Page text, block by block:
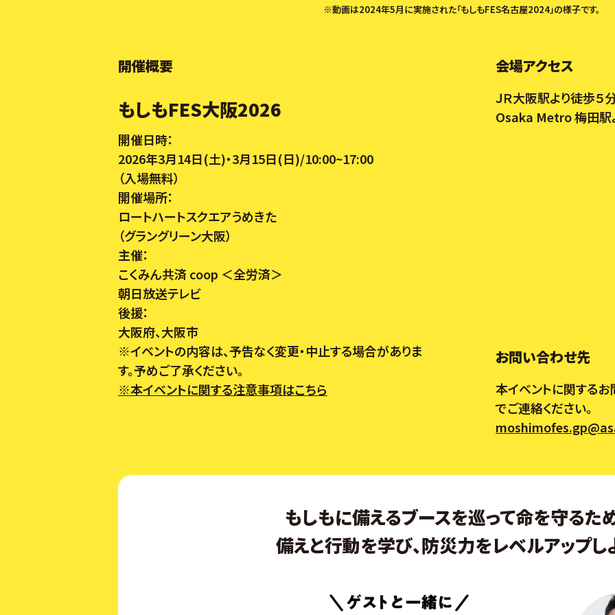
※動画は2024年5月に実施された「もしもFES名古屋2024」の様子です。
開催概要
もしもFES大阪2026
開催日時：
2026年3月14日(土)・3月15日(日)/10:00~17:00
（入場無料）
開催場所：
ロートハートスクエアうめきた
（グラングリーン大阪）
主催：
こくみん共済 coop ＜全労済＞
朝日放送テレビ
後援：
大阪府、大阪市
※イベントの内容は、予告なく変更・中止する場合がありま
す。予めご了承ください。
※本イベントに関する注意事項はこちら
会場アクセス
ＪＲ大阪駅より徒歩５
Osaka Metro 梅田駅
お問い合わせ先
本イベントに関するお
でご連絡ください。
もしもに備えるブースを巡って命を守るた
備えと行動を学び、防災力をレベルアップし